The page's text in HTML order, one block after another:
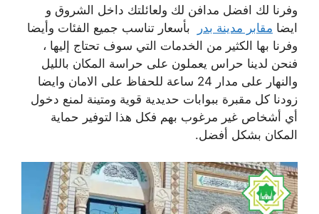
وفرنا لك افضل مدافن لك ولعائلتك داخل الشروق و
ايضا مقابر مدينة بدر
بأسعار تناسب جميع الفئات وأيضا
وفرنا بها الكثير من الخدمات التي سوف تحتاج إليها ،
فنحن لدينا حراس يعملون على حراسة المكان بالليل
والنهار على مدار 24 ساعة للحفاظ على الامان وايضا
زودنا كل مقبرة ببوابات حديدية قوية ومتينة لمنع دخول
أي أشخاص غير مرغوب بهم فكل هذا لتوفير حماية
المكان بشكل أفضل.